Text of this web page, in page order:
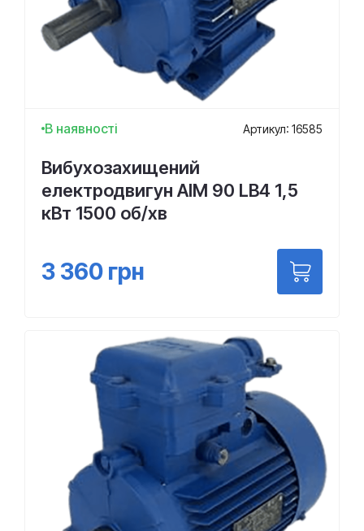
В наявності Артикул: 16585
Вибухозахищений
електродвигун АІМ 90 LВ4 1,5
кВт 1500 об/хв
3 360 грн